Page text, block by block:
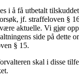
i å få utbetalt
jf. straffeloven §
aktuelle. Vi gjør
side på dette
§ 15.
skal i disse